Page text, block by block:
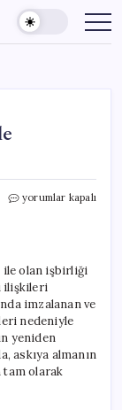
Avrupa
Tarihi
Adım
için
yorumlar kapalı
ile olan işbirliği
ilişkileri
imzalanan ve
nedeniyle
yeniden
askıya almanın
tam olarak